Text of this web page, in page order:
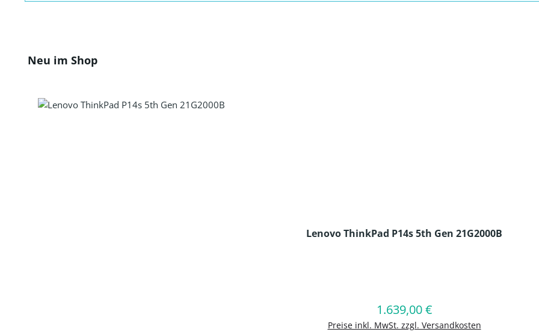
Produktgalerie überspringen
Neu im Shop
Lenovo ThinkPad P14s 5th Gen 21G2000B
Regulärer Preis:
1.639,00 €
Preise inkl. MwSt. zzgl. Versandkosten
In den Warenkorb